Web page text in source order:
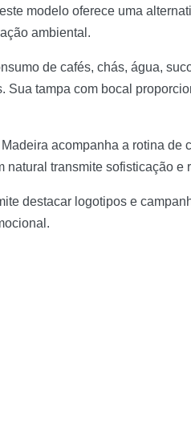
modelo oferece uma
ambiental.
de cafés, chás, água,
Sua tampa com bocal
acompanha a rotina
natural transmite sofisticação
destacar logotipos e